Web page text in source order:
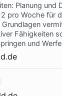
Planung und
pro Woche für
Grundlagen
Fähigkeiten
und